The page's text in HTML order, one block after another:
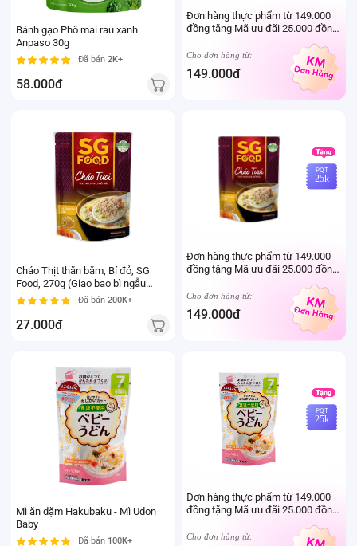
Bánh gạo Phô mai rau xanh
Anpaso 30g
Đã bán 2K+
58.000đ
Đơn hàng thực phẩm từ 149.000
đồng tặng Mã ưu đãi 25.000 đồng
mua sản phẩm Thực phẩm Ivenet
bất kỳ (Trừ sản phẩm sữa thay thể
sữa mẹ cho trẻ dưới 24 tháng tuổi)
Cho đơn hàng từ:
149.000đ
Cháo Thịt thăn bằm, Bí đỏ, SG
Food, 270g (Giao bao bì ngẫu
nhiên)
Đã bán 200K+
27.000đ
PQT
25k
Đơn hàng thực phẩm từ 149.000
đồng tặng Mã ưu đãi 25.000 đồng
mua sản phẩm Thực phẩm Ivenet
bất kỳ (Trừ sản phẩm sữa thay thể
sữa mẹ cho trẻ dưới 24 tháng tuổi)
Cho đơn hàng từ:
149.000đ
Mì ăn dặm Hakubaku - Mì Udon
Baby
Đã bán 100K+
PQT
25k
Đơn hàng thực phẩm từ 149.000
đồng tặng Mã ưu đãi 25.000 đồng
mua sản phẩm Thực phẩm Ivenet
bất kỳ (Trừ sản phẩm sữa thay thể
Cho đơn hàng từ: